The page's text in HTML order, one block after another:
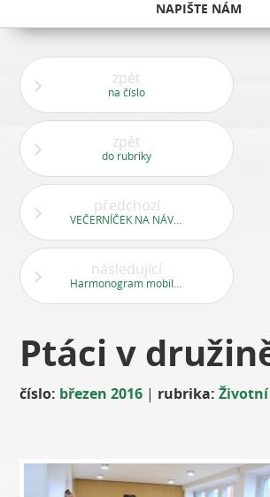
NAPIŠTE NÁM
zpět
na číslo
zpět
do rubriky
předchozí
následující
Ptáci v
číslo: březen 2016 | rubrika: